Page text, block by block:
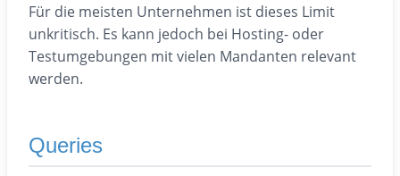
Für die meisten Unternehmen ist dieses Limit
unkritisch. Es kann jedoch bei Hosting- oder
Testumgebungen mit vielen Mandanten relevant
werden.
Queries